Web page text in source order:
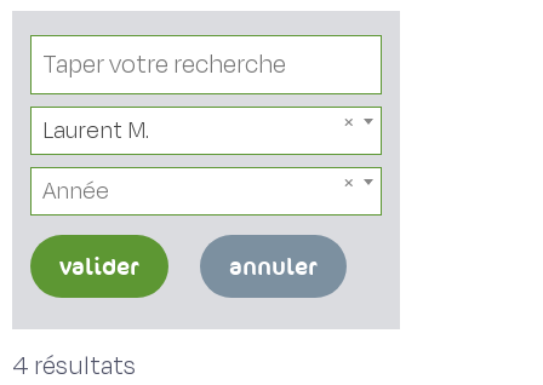
Laurent M.
Année
valider annuler
4 résultats